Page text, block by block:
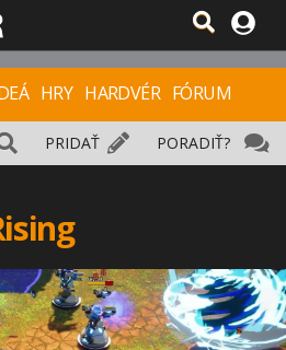
HRY HARDVÉR FÓRUM
PORADIŤ?
PRIDAŤ